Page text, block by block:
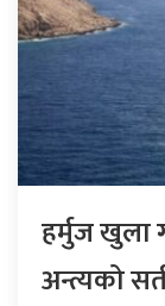
हर्मुज खुला
अन्त्यको